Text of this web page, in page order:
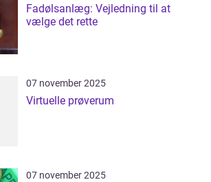
Fadølsanlæg: Vejledning til at
vælge det rette
07 november 2025
Virtuelle prøverum
07 november 2025